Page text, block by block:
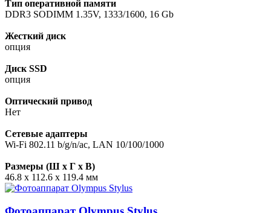
Тип оперативной памяти
DDR3 SODIMM 1.35V, 1333/1600, 16 Gb
Жесткий диск
опция
Диск SSD
опция
Оптический привод
Нет
Сетевые адаптеры
Wi-Fi 802.11 b/g/n/ac, LAN 10/100/1000
Размеры (Ш x Г x В)
46.8 x 112.6 x 119.4 мм